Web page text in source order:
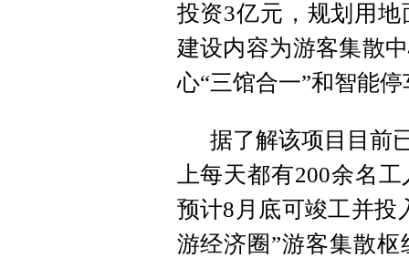
投资3亿元，规划用地
建设内容为游客集散
心“三馆合一”和智能
据了解该项目目前
上每天都有200余名
预计8月底可竣工并投
游经济圈”游客集散